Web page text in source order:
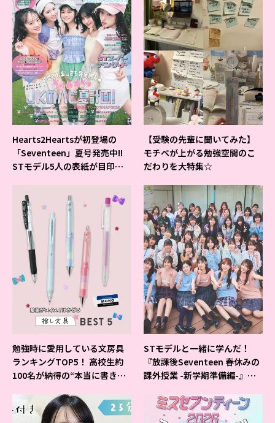
Hearts2Heartsが初登場の
「Seventeen」夏号発売中!!
STモデル5人の表紙が目印だ
【受験の先輩に聞いてみた】
モチベが上がる勉強空間のこ
だわりを大特集☆
勉強時に愛用している文房具
ランキングTOP5！ 高校生約
100名が納得の“本当に書きや
STモデルと一緒に学んだ！
『放課後Seventeen 春休みの
課外授業 -新学期準備編-』イ